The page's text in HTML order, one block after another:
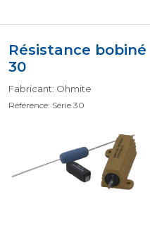
Résistance
30
Fabricant: Ohmite
Référence: Série 30